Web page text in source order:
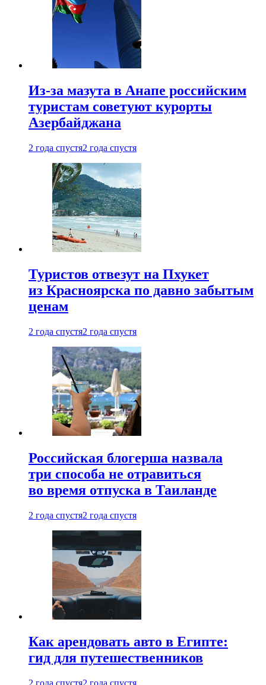
Из-за мазута в Анапе российским
туристам советуют курорты
Азербайджана
2 года спустя2 года спустя
Туристов отвезут на Пхукет
из Красноярска по давно забытым
ценам
2 года спустя2 года спустя
Российская блогерша назвала
три способа не отравиться
во время отпуска в Таиланде
2 года спустя2 года спустя
Как арендовать авто в Египте:
гид для путешественников
2 года спустя2 года спустя